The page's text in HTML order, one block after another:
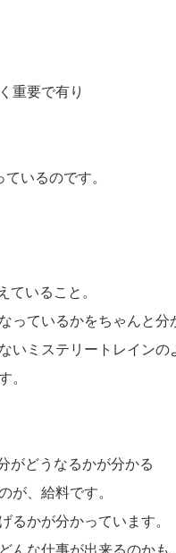
重要で有り
いるのです。
いること。
ているかをちゃんと分
ミステリートレインの
。
がどうなるかが分かる
、給料です。
かが分かっています。
な仕事が出来るのかも